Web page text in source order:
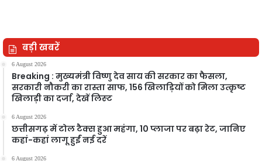
बड़ी खबरें
6 August 2026
Breaking : मुख्यमंत्री विष्णु देव साय की सरकार का फैसला,
सरकारी नौकरी का रास्ता साफ, 156 खिलाड़ियों को मिला उत्कृष्ट
खिलाड़ी का दर्जा, देखें लिस्‍ट
6 August 2026
छत्तीसगढ़ में टोल टैक्स हुआ महंगा, 10 प्लाजा पर बढ़ा रेट, जानिए
कहां-कहां लागू हुईं नई दरें
6 August 2026